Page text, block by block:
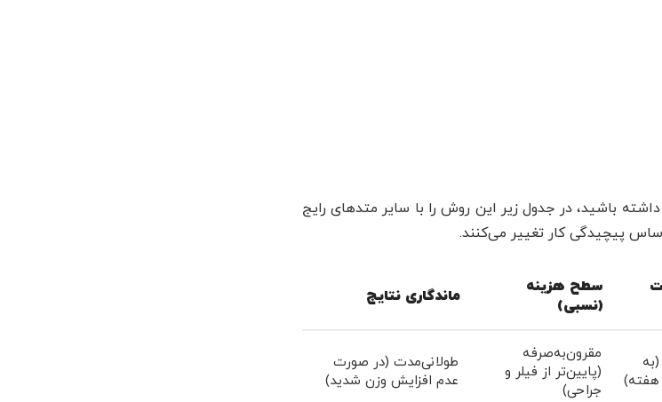
باشید، در جدول زیر این روش را با سایر متدهای رایج
پیچیدگی کار تغییر می‌کنند.
سطح هزینه
(نسبی)
ماندگاری نتایج
(به
مقرون‌به‌صرفه
(پایین‌تر از فیلر و
جراحی)
طولانی‌مدت (در صورت
عدم افزایش وزن شدید)